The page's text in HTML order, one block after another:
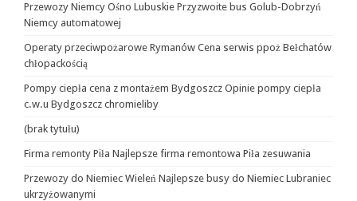
Przewozy Niemcy Ośno Lubuskie Przyzwoite bus Golub-Dobrzyń
Niemcy automatowej
Operaty przeciwpożarowe Rymanów Cena serwis ppoż Bełchatów
chłopackością
Pompy ciepła cena z montażem Bydgoszcz Opinie pompy ciepła
c.w.u Bydgoszcz chromieliby
(brak tytułu)
Firma remonty Piła Najlepsze firma remontowa Piła zesuwania
Przewozy do Niemiec Wieleń Najlepsze busy do Niemiec Lubraniec
ukrzyżowanymi